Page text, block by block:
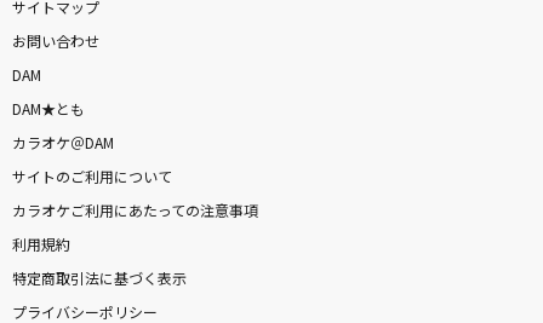
サイトマップ
お問い合わせ
DAM
DAM★とも
カラオケ＠DAM
サイトのご利用について
カラオケご利用にあたっての注意事項
利用規約
特定商取引法に基づく表示
プライバシーポリシー